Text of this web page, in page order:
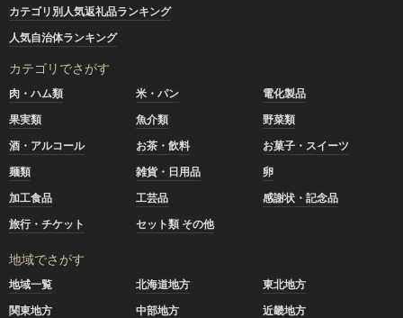
カテゴリ別人気返礼品ランキング
人気自治体ランキング
カテゴリでさがす
肉・ハム類 米・パン
電化製品
果実類
魚介類
野菜類
酒・アルコール
お茶・飲料
お菓子・スイーツ
麺類
雑貨・日用品
卵
加工食品
工芸品
感謝状・記念品
旅行・チケット
セット類 その他
地域でさがす
地域一覧 北海道地方
東北地方
関東地方
中部地方
近畿地方